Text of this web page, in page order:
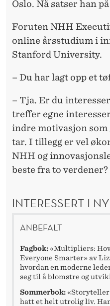
Oslo. Nå satser han
Foruten NHH
online årsstudium i
Stanford University.
– Du har lagt opp et
– Tja. Er du
treffer egne
indre motivasjon
tar. I tillegg er vel
NHH og
beste fra to verdener?
INTERESSERT I
ANBEFALT
Fagbok: «Multipliers:
Everyone Smarter» av
hvordan en moderne
seg til å blomstre og
Sommerbok:
hatt et helt utrolig liv.